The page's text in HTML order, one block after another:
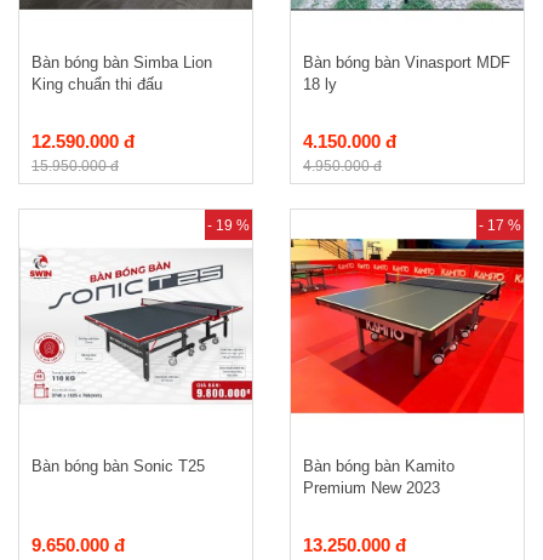
Bàn bóng bàn Simba Lion
King chuẩn thi đấu
12.590.000 đ
15.950.000 đ
Bàn bóng bàn Vinasport MDF
18 ly
4.150.000 đ
4.950.000 đ
- 19 %
Bàn bóng bàn Sonic T25
9.650.000 đ
- 17 %
Bàn bóng bàn Kamito
Premium New 2023
13.250.000 đ